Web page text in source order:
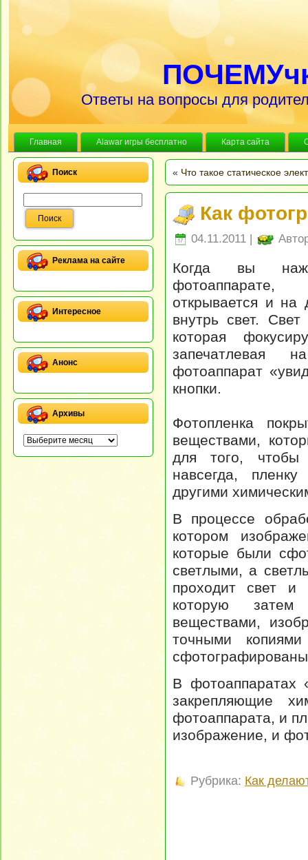
Ответы на вопросы для
Главная Alawar игры бесплатно Карта сайта
Поиск
Реклама на сайте
Интересное
Анонс
Архивы
« Что такое статическое
Как
04.11.2011 |
Когда вы
открывается и на
внутрь свет.
которая
фотоаппарат
кнопки.
Фотопленка
веществами,
для того, чтобы
навсегда,
другими
В процессе
котором
которые были
светлыми, а
проходит свет и
которую затем
веществами,
точными
В фотоаппаратах
закрепляющие
фотоаппарата, и
изображение, и
Рубрика: Как